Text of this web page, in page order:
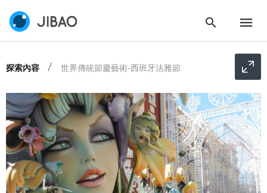
探索內容 世界傳統節慶藝術-西班牙法雅節